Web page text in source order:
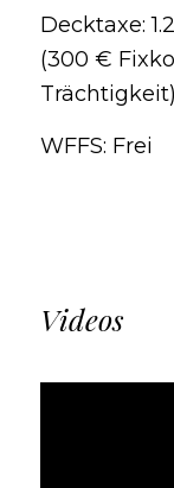
Decktaxe:
(300 €
Trächtigkeit)
WFFS: Frei
Videos